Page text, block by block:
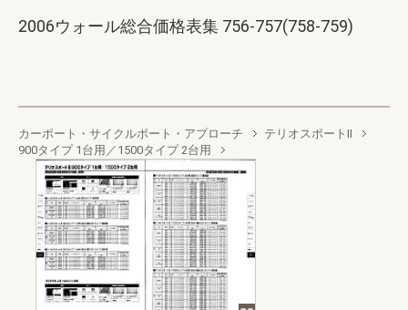
2006ウォール総合価格表集 756-757(758-759)
カーポート・サイクルポート・アプローチ
テリオスポートII
900タイプ 1台用／1500タイプ 2台用